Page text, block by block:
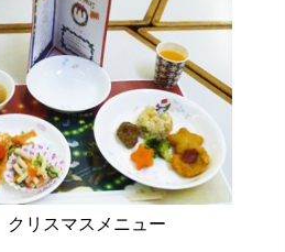
クリスマスメニュー